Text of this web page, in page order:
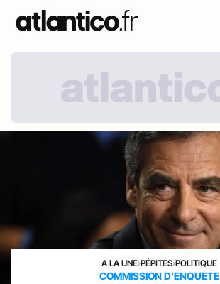
A LA UNE›PÉPITES›POLITIQUE
COMMISSION D'ENQUETE